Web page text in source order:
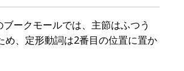
ークモールでは、主節はふつう
め、定形動詞は2番目の位置に置か